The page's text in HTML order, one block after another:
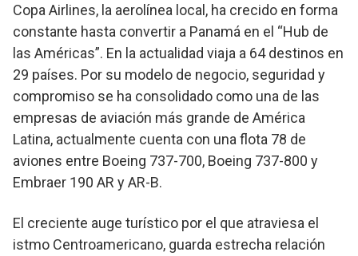
Copa Airlines, la aerolínea local, ha crecido en forma
constante hasta convertir a Panamá en el “Hub de
las Américas”. En la actualidad viaja a 64 destinos en
29 países. Por su modelo de negocio, seguridad y
compromiso se ha consolidado como una de las
empresas de aviación más grande de América
Latina, actualmente cuenta con una flota 78 de
aviones entre Boeing 737-700, Boeing 737-800 y
Embraer 190 AR y AR-B.
El creciente auge turístico por el que atraviesa el
istmo Centroamericano, guarda estrecha relación